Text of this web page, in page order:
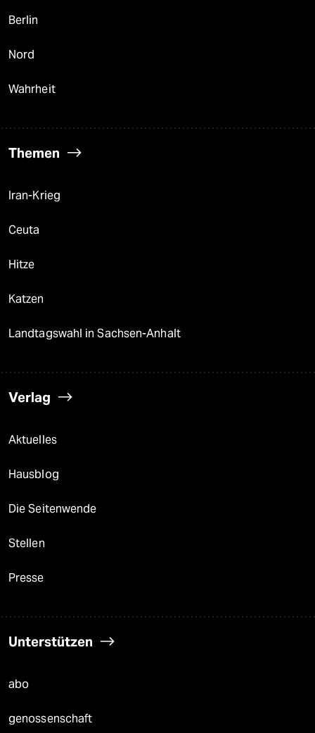
Berlin
Nord
Wahrheit
Themen
Iran-Krieg
Ceuta
Hitze
Katzen
Landtagswahl in Sachsen-Anhalt
Verlag
Aktuelles
Hausblog
Die Seitenwende
Stellen
Presse
Unterstützen
abo
genossenschaft